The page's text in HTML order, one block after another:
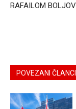
RAFAILOM
POVEZANI ČLANCI